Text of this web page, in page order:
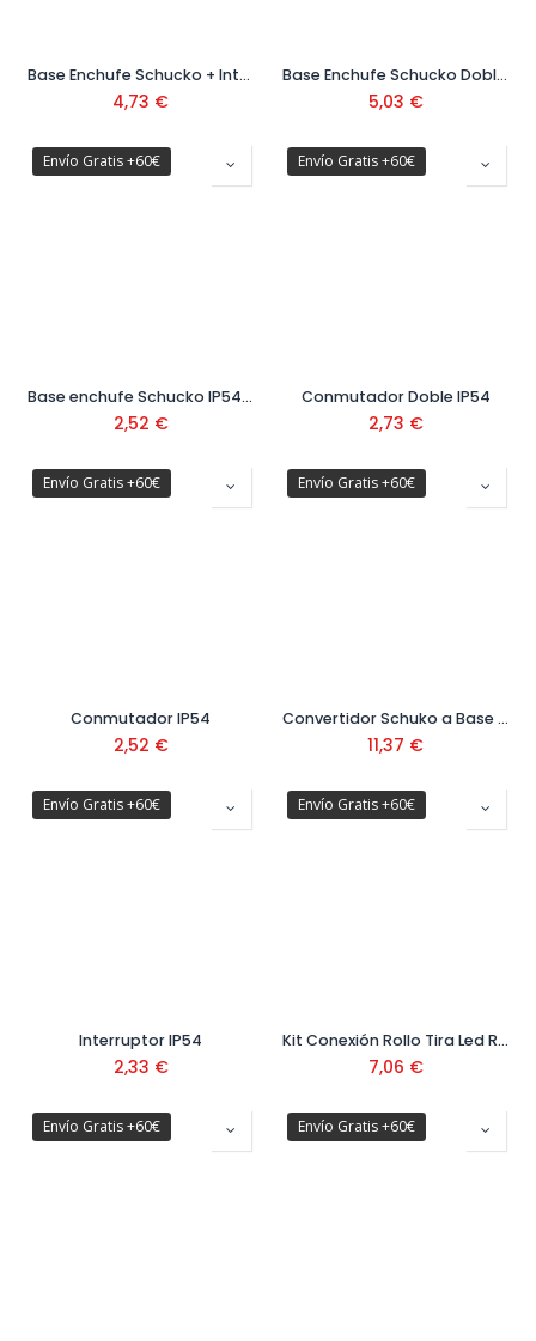
Base Enchufe Schucko + Interruptor IP54 Ref: 5406
4,73 €
Base Enchufe Schucko Doble IP54 Ref: 5405
5,03 €
Envío Gratis +60€
Base enchufe Schucko IP54 Ref: 5404
2,52 €
Envío Gratis +60€
Conmutador Doble IP54
2,73 €
Envío Gratis +60€
Conmutador IP54
2,52 €
Envío Gratis +60€
Convertidor Schuko a Base Cetac 16A 1 Metro
11,37 €
Envío Gratis +60€
Interruptor IP54
2,33 €
Envío Gratis +60€
Kit Conexión Rollo Tira Led Ref: 41991
7,06 €
Envío Gratis +60€ Envío Gratis +60€